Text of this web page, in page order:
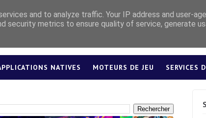
NATIVES MOTEURS DE JEU SERVICES
and to analyze traffic. Your IP address and user-
security metrics to ensure quality of service, generate